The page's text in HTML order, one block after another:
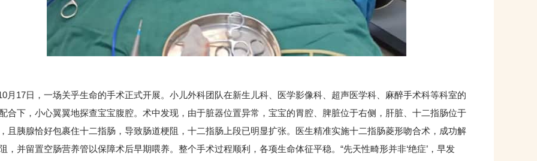
日，一场关乎生命的手术正式开展。小儿外科团队在新生儿科、医学影像科、超声医学科、麻醉手术科等科室的
合下，小心翼翼地探查宝宝腹腔。术中发现，由于脏器位置异常，宝宝的胃腔、脾脏位于右侧，肝脏、十二指肠位于
且胰腺恰好包裹住十二指肠，导致肠道梗阻，十二指肠上段已明显扩张。医生精准实施十二指肠菱形吻合术，成功解
，并留置空肠营养管以保障术后早期喂养。整个手术过程顺利，各项生命体征平稳。“先天性畸形并非‘绝症’，早发